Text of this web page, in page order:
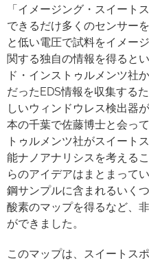
「イメージング・スイート
できるだけ多くのセンサー
と低い電圧で試料をイメー
関する独自の情報を得ると
ド・インストゥルメンツ社
だったEDS情報を収集する
しいウィンドウレス検出器
本の千葉で佐藤博士と会っ
トゥルメンツ社がスイート
能ナノアナリシスを考える
らのアイデアはまとまって
鋼サンプルに含まれるいく
酸素のマップを得るなど、
ができました。
このマップは、スイートス